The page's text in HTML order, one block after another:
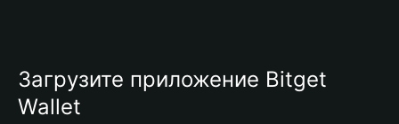
Загрузите приложение Bitget
Wallet